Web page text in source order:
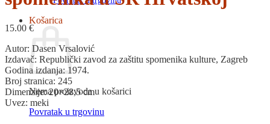
Košarica
Nema proizvoda u košarici
Povratak u trgovinu
15.00 €
Autor: Dasen Vrsalović
Izdavač: Republički zavod za zaštitu spomenika kulture, Zagreb
Godina izdanja: 1974.
Broj stranica: 245
Dimenzije: 20×28,5 cm
Uvez: meki